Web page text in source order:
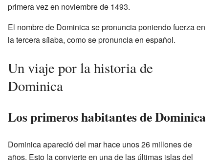
primera vez en noviembre de 1493.
El nombre de Dominica se pronuncia poniendo fuerza en
la tercera sílaba, como se pronuncia en español.
Un viaje por la historia de
Dominica
Los primeros habitantes de Dominica
Dominica apareció del mar hace unos 26 millones de
años. Esto la convierte en una de las últimas islas del